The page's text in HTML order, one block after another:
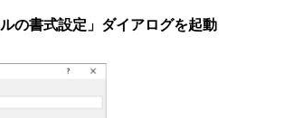
の書式設定」ダイアログを起動